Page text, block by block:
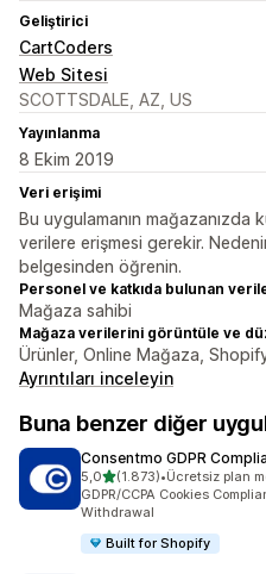
Geliştirici
CartCoders
Web Sitesi
SCOTTSDALE, AZ, US
Yayınlanma
8 Ekim 2019
Veri erişimi
Bu uygulamanın mağazanızda
verilere erişmesi gerekir.
belgesinden öğrenin.
Personel ve katkıda bulunan
Mağaza sahibi
Mağaza verilerini görüntüle ve
Ürünler, Online Mağaza,
Ayrıntıları inceleyin
Buna benzer diğer
Consentmo GDPR
5,05 yıldız üzerinden
(1.873)
toplam 1873 değerlendirme
•Ücretsiz plan
GDPR/CCPA Cookies
Withdrawal
Built for Shopify